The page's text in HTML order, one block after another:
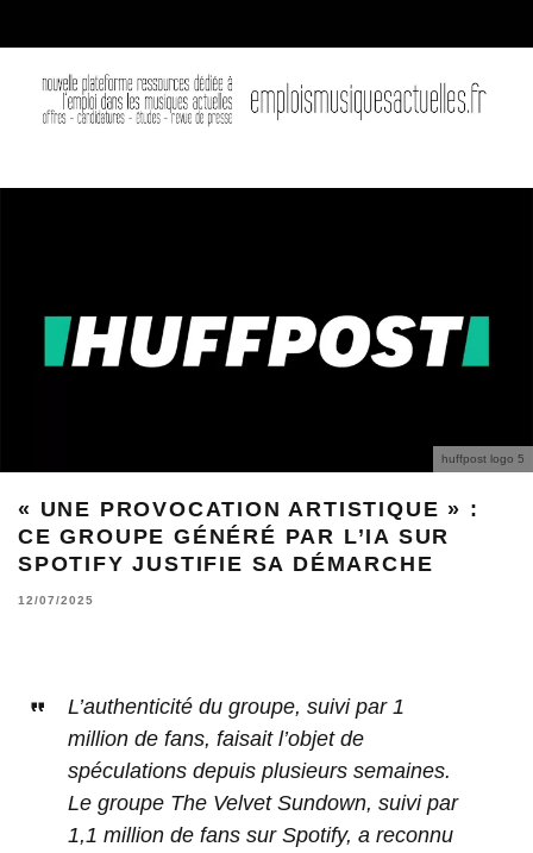
huffpost logo 5
« UNE PROVOCATION ARTISTIQUE » :
CE GROUPE GÉNÉRÉ PAR L’IA SUR
SPOTIFY JUSTIFIE SA DÉMARCHE
12/07/2025
L’authenticité du groupe, suivi par 1
million de fans, faisait l’objet de
spéculations depuis plusieurs semaines.
Le groupe The Velvet Sundown, suivi par
1,1 million de fans sur Spotify, a reconnu